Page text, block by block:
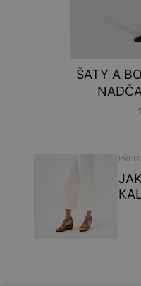
ŠATY A